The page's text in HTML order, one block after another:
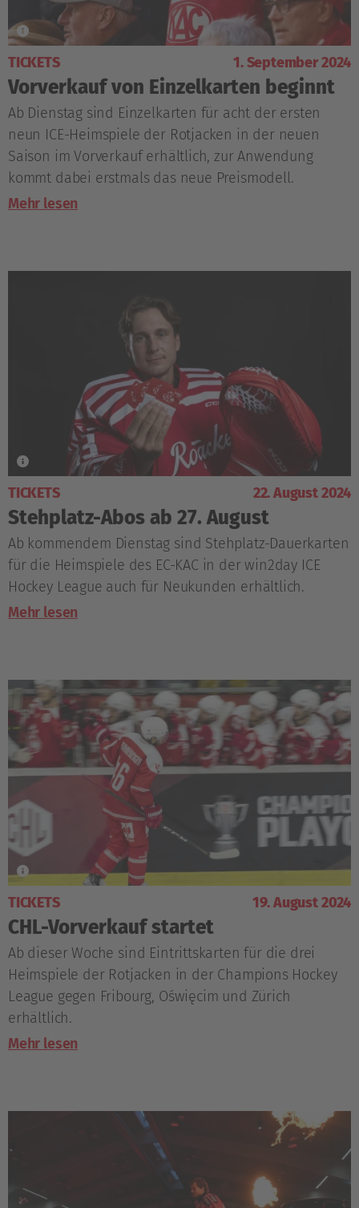
TICKETS 1. September 2024
Vorverkauf von Einzelkarten beginnt
Ab Dienstag sind Einzelkarten für acht der ersten
neun ICE-Heimspiele der Rotjacken in der neuen
Saison im Vorverkauf erhältlich, zur Anwendung
kommt dabei erstmals das neue Preismodell.
Mehr lesen
TICKETS 22. August 2024
Stehplatz-Abos ab 27. August
Ab kommendem Dienstag sind Stehplatz-Dauerkarten
für die Heimspiele des EC-KAC in der win2day ICE
Hockey League auch für Neukunden erhältlich.
Mehr lesen
TICKETS 19. August 2024
CHL-Vorverkauf startet
Ab dieser Woche sind Eintrittskarten für die drei
Heimspiele der Rotjacken in der Champions Hockey
League gegen Fribourg, Oświęcim und Zürich
erhältlich.
Mehr lesen